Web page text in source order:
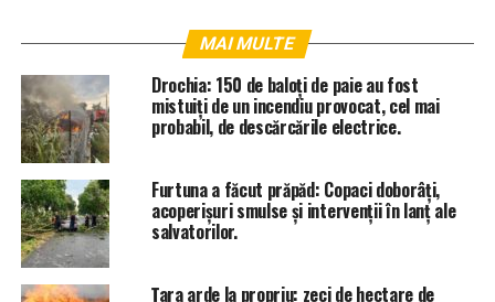
MAI MULTE
Drochia: 150 de baloți de paie au fost
mistuiți de un incendiu provocat, cel mai
probabil, de descărcările electrice.
Furtuna a făcut prăpăd: Copaci doborâți,
acoperișuri smulse și intervenții în lanț ale
salvatorilor.
Țara arde la propriu: zeci de hectare de